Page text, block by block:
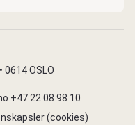
0614 OSLO
+47 22 08 98 10
(cookies)